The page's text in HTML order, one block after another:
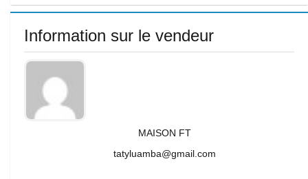
Information sur le vendeur
MAISON FT
tatyluamba@gmail.com